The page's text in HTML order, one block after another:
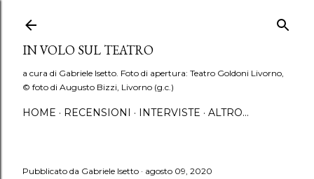
IN VOLO SUL TEATRO
a cura di Gabriele Isetto. Foto di apertura: Teatro Goldoni Livorno,
© foto di Augusto Bizzi, Livorno (g.c.)
HOME RECENSIONI INTERVISTE ALTRO…
Pubblicato da Gabriele Isetto agosto 09, 2020